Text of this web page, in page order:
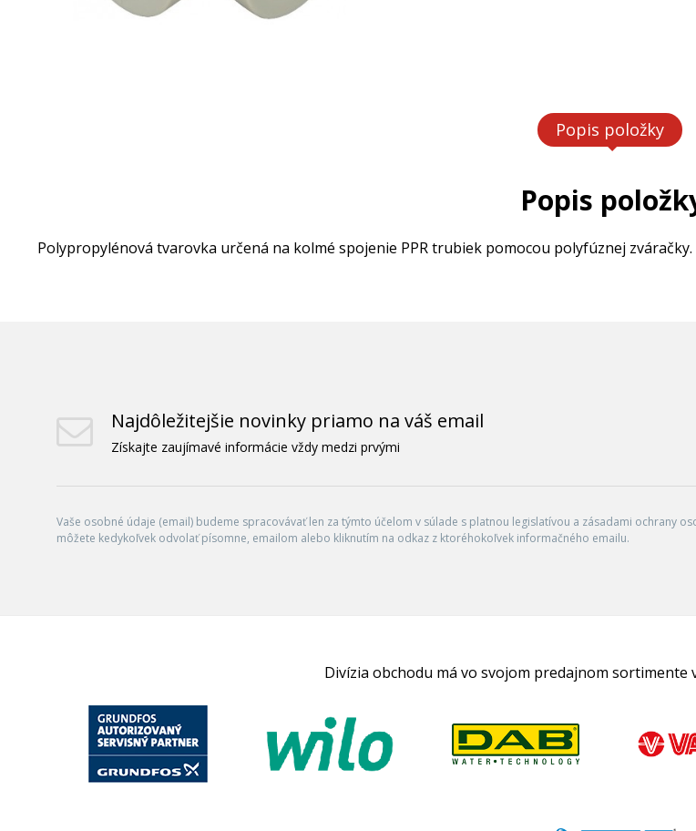
Popis položky
Popis
Polypropylénová tvarovka určená na kolmé spojenie PPR trubiek pomocou polyfúznej zváračky.
Najdôležitejšie novinky priamo na váš email
Získajte zaujímavé informácie vždy medzi prvými
Vaše osobné údaje (email) budeme spracovávať len za týmto účelom v súlade s platnou legislatívou a zásadami ochrany
môžete kedykoľvek odvolať písomne, emailom alebo kliknutím na odkaz z ktoréhokoľvek informačného emailu.
Divízia obchodu má vo svojom predajnom sortimente